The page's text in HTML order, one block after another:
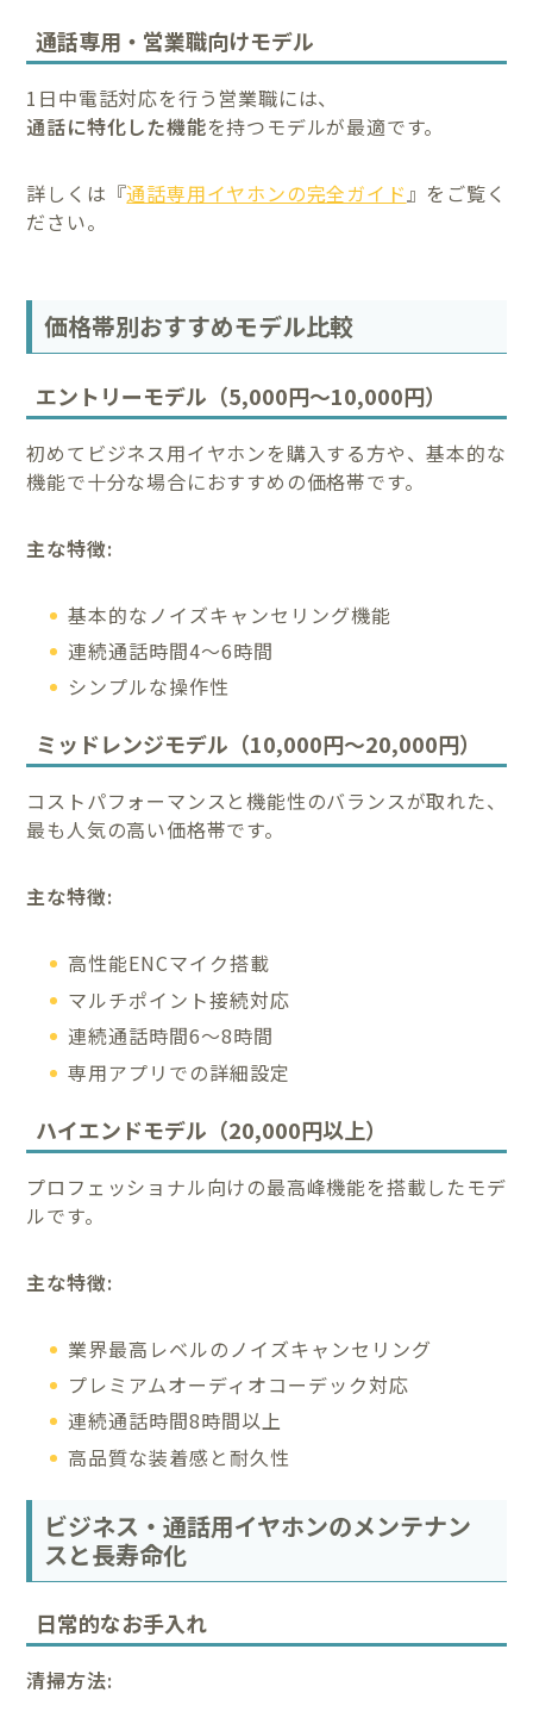
通話専用・営業職向けモデル
1日中電話対応を行う営業職には、
通話に特化した機能を持つモデルが最適です。
詳しくは『通話専用イヤホンの完全ガイド』をご覧く
ださい。
価格帯別おすすめモデル比較
エントリーモデル（5,000円～10,000円）
初めてビジネス用イヤホンを購入する方や、基本的な
機能で十分な場合におすすめの価格帯です。
主な特徴:
基本的なノイズキャンセリング機能
連続通話時間4～6時間
シンプルな操作性
ミッドレンジモデル（10,000円～20,000円）
コストパフォーマンスと機能性のバランスが取れた、
最も人気の高い価格帯です。
主な特徴:
高性能ENCマイク搭載
マルチポイント接続対応
連続通話時間6～8時間
専用アプリでの詳細設定
ハイエンドモデル（20,000円以上）
プロフェッショナル向けの最高峰機能を搭載したモデ
ルです。
主な特徴:
業界最高レベルのノイズキャンセリング
プレミアムオーディオコーデック対応
連続通話時間8時間以上
高品質な装着感と耐久性
ビジネス・通話用イヤホンのメンテナン
スと長寿命化
日常的なお手入れ
清掃方法: